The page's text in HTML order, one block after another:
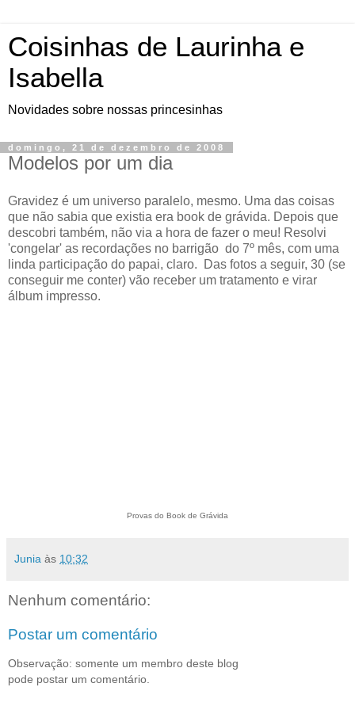
Coisinhas de Laurinha e
Isabella
Novidades sobre nossas princesinhas
domingo, 21 de dezembro de 2008
Modelos por um dia
Gravidez é um universo paralelo, mesmo. Uma das coisas
que não sabia que existia era book de grávida. Depois que
descobri também, não via a hora de fazer o meu! Resolvi
'congelar' as recordações no barrigão do 7º mês, com uma
linda participação do papai, claro. Das fotos a seguir, 30 (se
conseguir me conter) vão receber um tratamento e virar
álbum impresso.
Provas do Book de Grávida
Junia às 10:32
Nenhum comentário:
Postar um comentário
Observação: somente um membro deste blog
pode postar um comentário.